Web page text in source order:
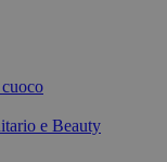
e Beauty